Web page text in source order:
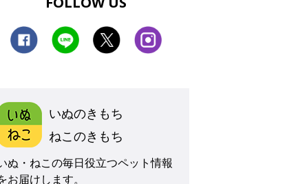
いぬのきもち
ねこのきもち
ぬ・ねこの毎日役立つペット情報
お届けします。